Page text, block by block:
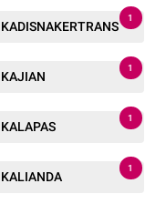
KADISNAKERTRANS
1
KAJIAN
1
KALAPAS
1
KALIANDA
1